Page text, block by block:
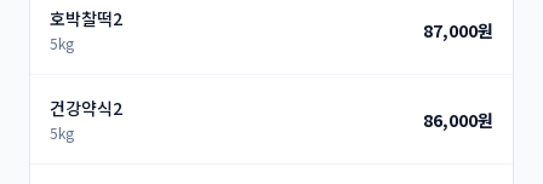
호박찰떡2
5kg
87,000원
건강약식2
5kg
86,000원